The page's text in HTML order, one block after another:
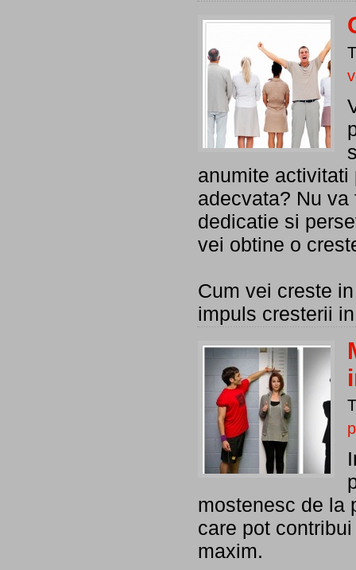
anumite activitati
adecvata? Nu
dedicatie si
vei obtine o
Cum vei creste
impuls cresterii
mostenesc de la
care pot
maxim.